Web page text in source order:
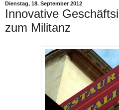
Dienstag, 18. September 2012
Innovative
zum Militanz